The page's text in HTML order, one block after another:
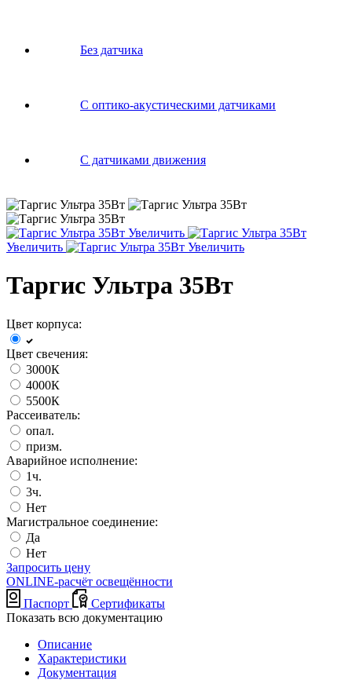
Без датчика
С оптико-акустическими датчиками
С датчиками движения
Увеличить
Увеличить
Увеличить
Таргис Ультра 35Вт
Цвет корпуса:
Цвет свечения:
3000К
4000К
5500К
Рассеиватель:
опал.
призм.
Аварийное исполнение:
1ч.
3ч.
Нет
Магистральное соединение:
Да
Нет
Запросить цену
ONLINE-расчёт освещённости
Паспорт
Сертификаты
Показать всю документацию
Описание
Характеристики
Документация